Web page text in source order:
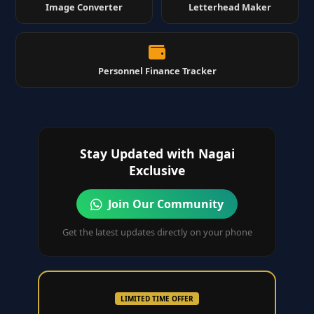
Image Converter Letterhead Maker
Personnel Finance Tracker
Stay Updated with Nagai
Exclusive
Join Our Community
Get the latest updates directly on your phone
LIMITED TIME OFFER